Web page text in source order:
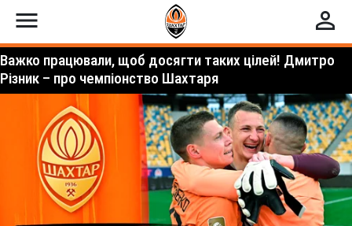
menu perm_identity
Важко працювали, щоб досягти таких цілей! Дмитро
Різник – про чемпіонство Шахтаря